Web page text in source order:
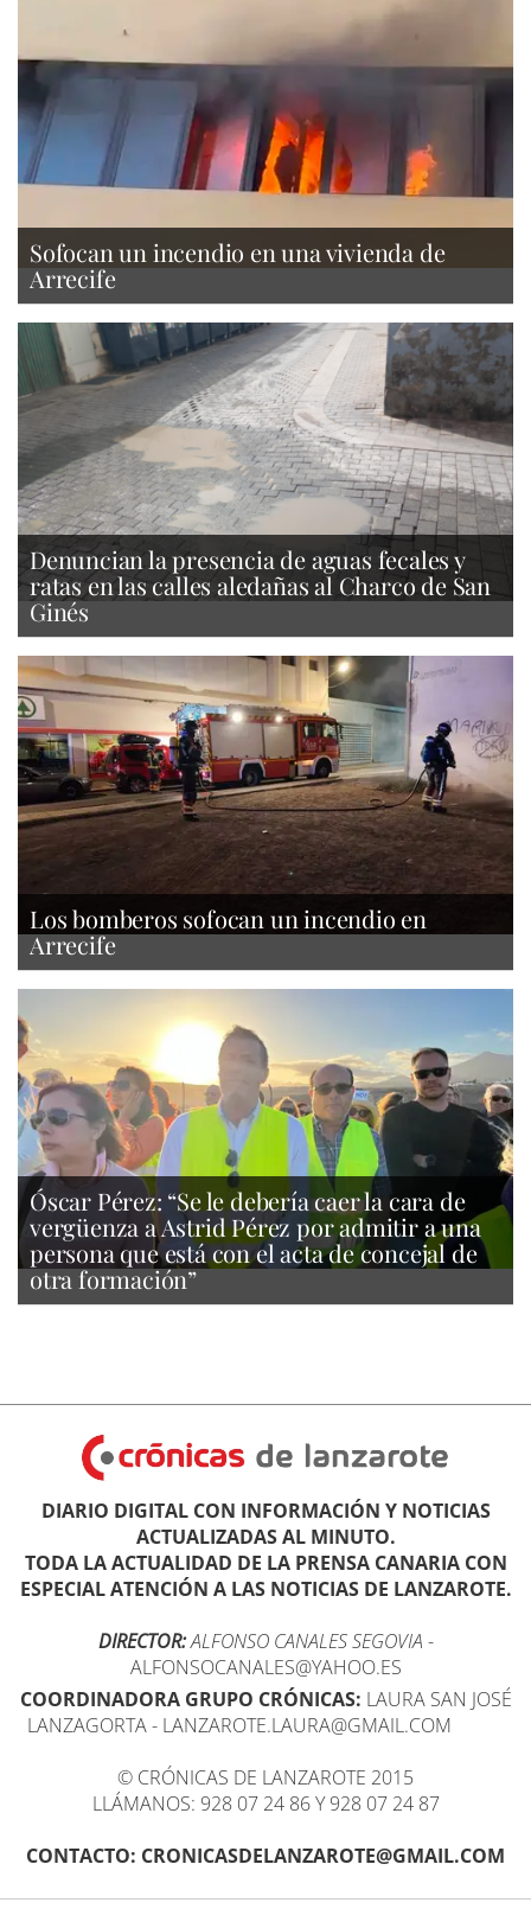
Sofocan un incendio en una vivienda de
Arrecife
Denuncian la presencia de aguas fecales y
ratas en las calles aledañas al Charco de San
Ginés
Los bomberos sofocan un incendio en
Arrecife
Óscar Pérez: “Se le debería caer la cara de
vergüenza a Astrid Pérez por admitir a una
persona que está con el acta de concejal de
otra formación”
DIARIO DIGITAL CON INFORMACIÓN Y NOTICIAS
ACTUALIZADAS AL MINUTO.
TODA LA ACTUALIDAD DE LA PRENSA CANARIA CON
ESPECIAL ATENCIÓN A LAS NOTICIAS DE LANZAROTE.
DIRECTOR:ALFONSO CANALES SEGOVIA -
ALFONSOCANALES@YAHOO.ES
COORDINADORA GRUPO CRÓNICAS: LAURA SAN JOSÉ
LANZAGORTA - LANZAROTE.LAURA@GMAIL.COM
© CRÓNICAS DE LANZAROTE 2015
LLÁMANOS: 928 07 24 86 Y 928 07 24 87
CONTACTO: CRONICASDELANZAROTE@GMAIL.COM